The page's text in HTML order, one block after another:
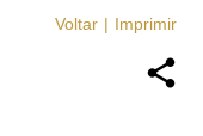
Voltar Imprimir